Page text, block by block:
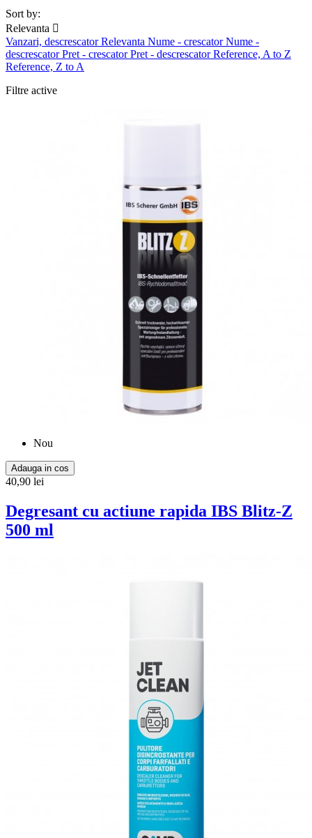
Sort by:
Relevanta 
Vanzari, descrescatorRelevanta Nume - crescatorNume -
descrescatorPret - crescatorPret - descrescatorReference, A to Z
Reference, Z to A
Filtre active
Nou
Adauga in cos
40,90 lei
Degresant cu actiune rapida IBS Blitz-Z
500 ml